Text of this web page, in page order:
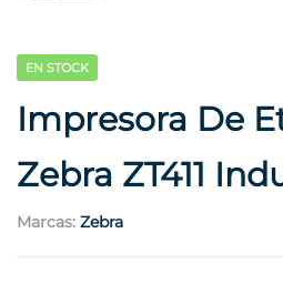
EN STOCK
Impresora De
Zebra ZT411
Marcas: Zebra